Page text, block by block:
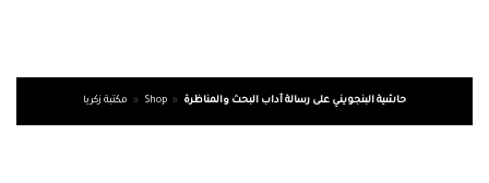
مكتبة زكريا » Shop » حاشية البنجويني على رسالة آداب البحث والمناظرة